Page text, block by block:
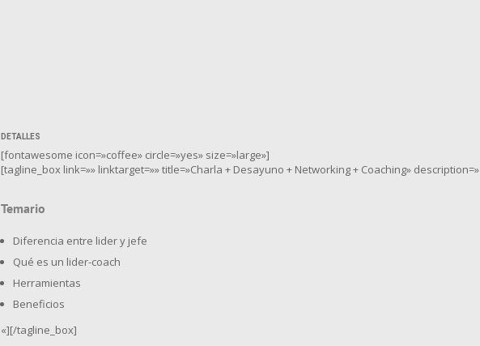
DETALLES
[fontawesome icon=»coffee» circle=»yes» size=»large»]
[tagline_box link=»» linktarget=»» title=»Charla + Desayuno + Networking + Coaching» description=»
Temario
Diferencia entre lider y jefe
Qué es un lider-coach
Herramientas
Beneficios
«][/tagline_box]